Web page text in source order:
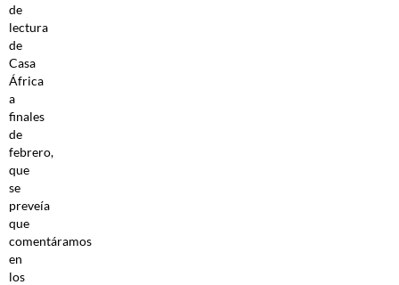
de
lectura
de
Casa
África
a
finales
de
febrero,
que
se
preveía
que
comentáramos
en
los